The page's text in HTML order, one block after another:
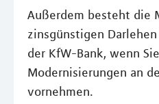
Außerdem besteht die
zinsgünstigen
der KfW-Bank, wenn
Modernisierungen an
vornehmen.